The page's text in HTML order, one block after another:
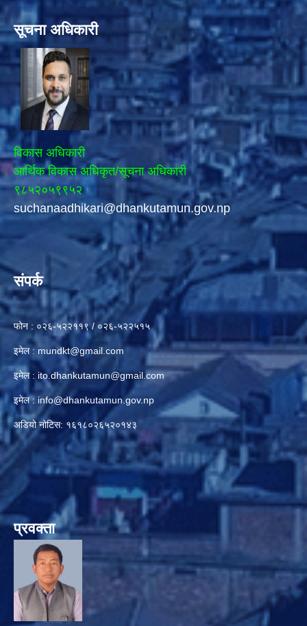
सूचना अधिकारी
विकास अधिकारी
आर्थिक विकास अधिकृत/सूचना अधिकारी
९८५२०५९९५२
suchanaadhikari@dhankutamun.gov.np
संपर्क
फोन : ०२६-५२२११९ / ०२६-५२२५१५
इमेल : mundkt@gmail.com
इमेल : ito.dhankutamun@gmail.com
इमेल : info@dhankutamun.gov.np
अडियो नोटिस: १६१८०२६५२०१४३
प्रवक्ता